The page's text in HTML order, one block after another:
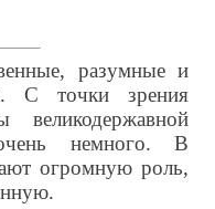
разумные и
С точки зрения
немного. В
огромную роль,